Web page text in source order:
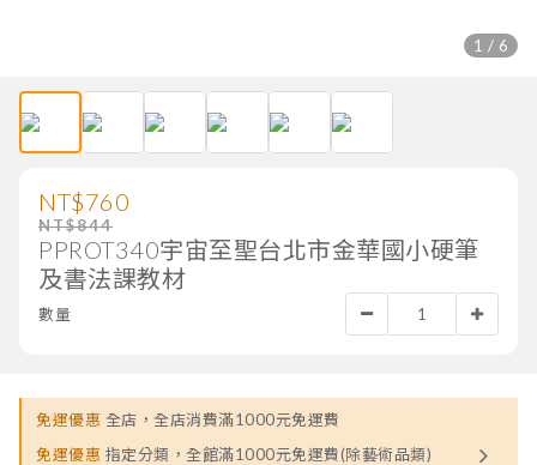
1 / 6
NT$760
NT$844
PPROT340宇宙至聖台北市金華國小硬筆
及書法課教材
數量
免運優惠 全店，全店消費滿1000元免運費
免運優惠 指定分類，全館滿1000元免運費(除藝術品類)